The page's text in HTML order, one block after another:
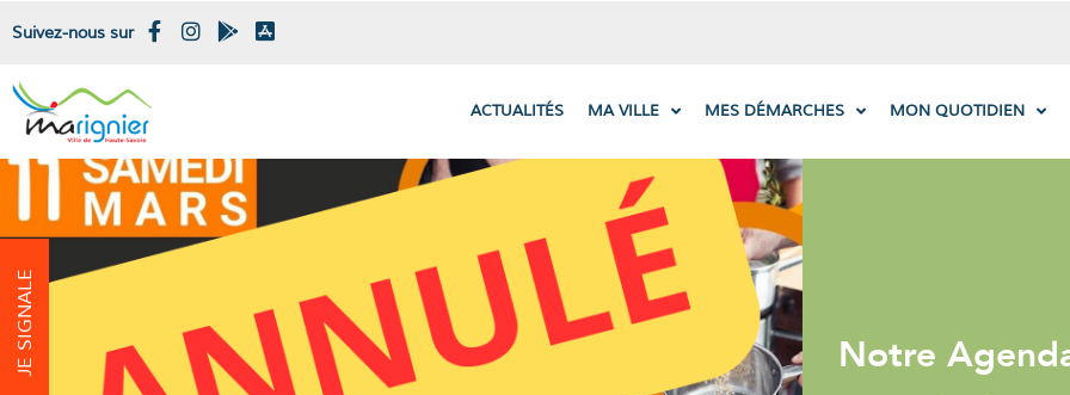
Suivez-nous sur
ACTUALITÉS MA VILLE MES DÉMARCHES MON QUOTIDIEN
JE SIGNALE Notre